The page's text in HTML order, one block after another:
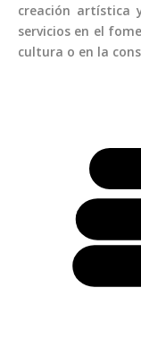
creación artística
servicios en el
cultura o en la